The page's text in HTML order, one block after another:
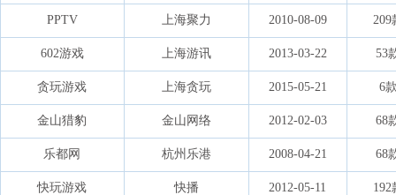
PPTV 上海聚力 2010-08-09 209
602游戏 上海游讯 2013-03-22 53
贪玩游戏 上海贪玩 2015-05-21 6
金山猎豹 金山网络 2012-02-03 68
乐都网 杭州乐港 2008-04-21 68
快玩游戏 快播 2012-05-11 192